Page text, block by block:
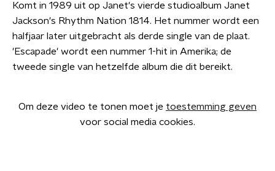
Komt in 1989 uit op Janet's vierde studioalbum Janet
Jackson's Rhythm Nation 1814. Het nummer wordt een
halfjaar later uitgebracht als derde single van de plaat.
'Escapade' wordt een nummer 1-hit in Amerika; de
tweede single van hetzelfde album die dit bereikt.
Om deze video te tonen moet je toestemming geven
voor social media cookies.